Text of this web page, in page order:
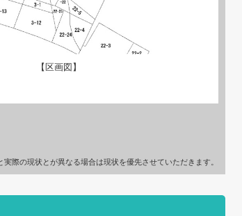
【区画図】
際の現状とが異なる場合は現状を優先させていただきます。